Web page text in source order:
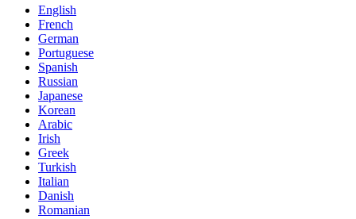
English
French
German
Portuguese
Spanish
Russian
Japanese
Korean
Arabic
Irish
Greek
Turkish
Italian
Danish
Romanian